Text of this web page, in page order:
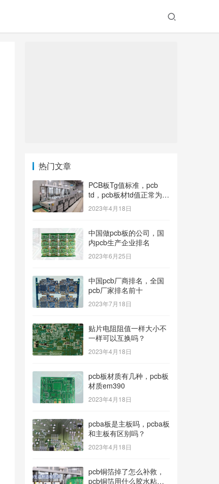
热门文章
PCB板Tg值标准，pcb
td，pcb板材td值正常为多
少？
2023年4月18日
中国做pcb板的公司，国
内pcb生产企业排名
2023年6月25日
中国pcb厂商排名，全国
pcb厂家排名前十
2023年7月18日
贴片电阻阻值一样大小不
一样可以互换吗？
2023年4月18日
pcb板材质有几种，pcb板
材质em390
2023年4月18日
pcba板是主板吗，pcba板
和主板有区别吗？
2023年4月18日
pcb铜箔掉了怎么补救，
pcb铜箔用什么胶水粘上